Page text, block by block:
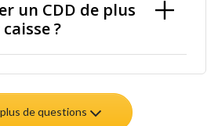
un CDD de plus
?
de questions